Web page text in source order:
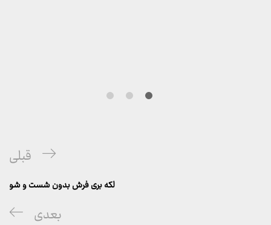
پست
قبلی
قبلی
لکه بری فرش بدون شست و شو
پست
بعدی